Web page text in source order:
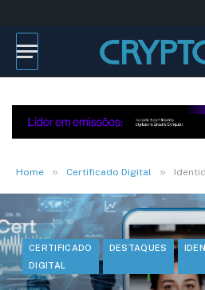
Home » Certificado Digital » Identidade
CERTIFICADO
DIGITAL
DESTAQUES